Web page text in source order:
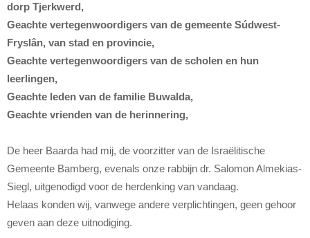
dorp Tjerkwerd,
Geachte vertegenwoordigers van de gemeente Súdwest-
Fryslân, van stad en provincie,
Geachte vertegenwoordigers van de scholen en hun
leerlingen,
Geachte leden van de familie Buwalda,
Geachte vrienden van de herinnering,
De heer Baarda had mij, de voorzitter van de Israëlitische
Gemeente Bamberg, evenals onze rabbijn dr. Salomon Almekias-
Siegl, uitgenodigd voor de herdenking van vandaag.
Helaas konden wij, vanwege andere verplichtingen, geen gehoor
geven aan deze uitnodiging.